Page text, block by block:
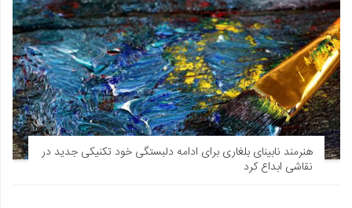
هنرمند نابینای بلغاری برای ادامه دلبستگی خود تکنیکی جدید در
نقاشی ابداع کرد